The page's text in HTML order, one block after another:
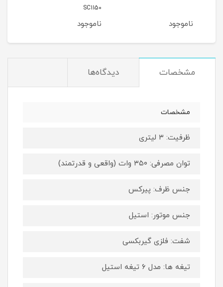
ناموجود ناموجود
مشخصات دیدگاه‌ها
مشخصات
ظرفیت: ۳ لیتری
توان مصرفی: ۳۵۰ وات (واقعی و قدرتمند)
جنس ظرف: پیرکس
جنس موتور: استیل
شفت: فلزی گیربکسی
تیغه ها: مدل ۶ تیغه استیل